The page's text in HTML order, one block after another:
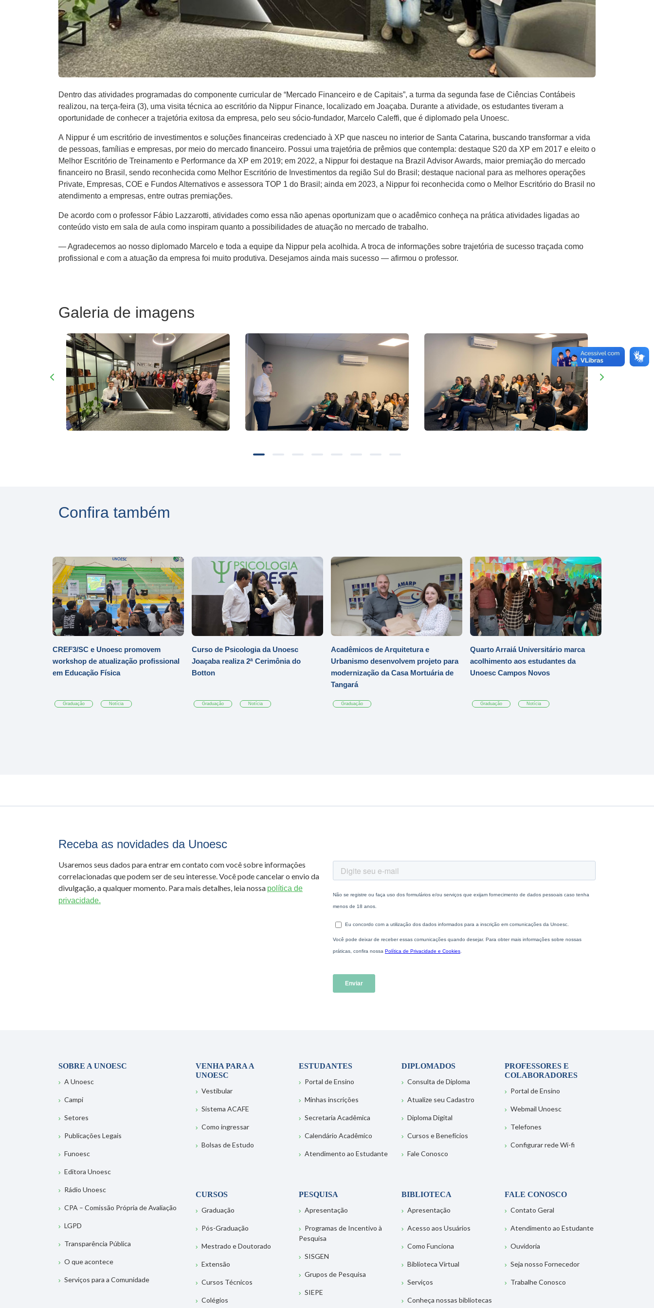
Dentro das atividades programadas do componente curricular de “Mercado Financeiro e de Capitais”, a turma da segunda fase de Ciências Contábeis
realizou, na terça-feira (3), uma visita técnica ao escritório da Nippur Finance, localizado em Joaçaba. Durante a atividade, os estudantes tiveram a
oportunidade de conhecer a trajetória exitosa da empresa, pelo seu sócio-fundador, Marcelo Caleffi, que é diplomado pela Unoesc.
A Nippur é um escritório de investimentos e soluções financeiras credenciado à XP que nasceu no interior de Santa Catarina, buscando transformar a vida
de pessoas, famílias e empresas, por meio do mercado financeiro. Possui uma trajetória de prêmios que contempla: destaque S20 da XP em 2017 e eleito o
Melhor Escritório de Treinamento e Performance da XP em 2019; em 2022, a Nippur foi destaque na Brazil Advisor Awards, maior premiação do mercado
financeiro no Brasil, sendo reconhecida como Melhor Escritório de Investimentos da região Sul do Brasil; destaque nacional para as melhores operações
Private, Empresas, COE e Fundos Alternativos e assessora TOP 1 do Brasil; ainda em 2023, a Nippur foi reconhecida como o Melhor Escritório do Brasil no
atendimento a empresas, entre outras premiações.
De acordo com o professor Fábio Lazzarotti, atividades como essa não apenas oportunizam que o acadêmico conheça na prática atividades ligadas ao
conteúdo visto em sala de aula como inspiram quanto a possibilidades de atuação no mercado de trabalho.
— Agradecemos ao nosso diplomado Marcelo e toda a equipe da Nippur pela acolhida. A troca de informações sobre trajetória de sucesso traçada como
profissional e com a atuação da empresa foi muito produtiva. Desejamos ainda mais sucesso — afirmou o professor.
Galeria de imagens
Confira também
CREF3/SC e Unoesc promovem
workshop de atualização profissional
em Educação Física
Graduação Notícia
Curso de Psicologia da Unoesc
Joaçaba realiza 2ª Cerimônia do
Botton
Graduação Notícia
Acadêmicos de Arquitetura e
Urbanismo desenvolvem projeto para
modernização da Casa Mortuária de
Tangará
Graduação
Quarto Arraiá Universitário marca
acolhimento aos estudantes da
Unoesc Campos Novos
Graduação Notícia
Receba as novidades da Unoesc
Usaremos seus dados para entrar em contato com você sobre informações
correlacionadas que podem ser de seu interesse. Você pode cancelar o envio da
divulgação, a qualquer momento. Para mais detalhes, leia nossa política de
privacidade.
SOBRE A UNOESC
A Unoesc
Campi
Setores
Publicações Legais
Funoesc
Editora Unoesc
Rádio Unoesc
CPA – Comissão Própria de Avaliação
LGPD
Transparência Pública
O que acontece
Serviços para a Comunidade
VENHA PARA A
UNOESC
Vestibular
Sistema ACAFE
Como ingressar
Bolsas de Estudo
ESTUDANTES
Portal de Ensino
Minhas inscrições
Secretaria Acadêmica
Calendário Acadêmico
Atendimento ao Estudante
DIPLOMADOS
Consulta de Diploma
Atualize seu Cadastro
Diploma Digital
Cursos e Benefícios
Fale Conosco
PROFESSORES E
COLABORADORES
Portal de Ensino
Webmail Unoesc
Telefones
Configurar rede Wi-fi
CURSOS
Graduação
Pós-Graduação
Mestrado e Doutorado
Extensão
Cursos Técnicos
Colégios
PESQUISA
Apresentação
Programas de Incentivo à
Pesquisa
SISGEN
Grupos de Pesquisa
SIEPE
BIBLIOTECA
Apresentação
Acesso aos Usuários
Como Funciona
Biblioteca Virtual
Serviços
Conheça nossas bibliotecas
FALE CONOSCO
Contato Geral
Atendimento ao Estudante
Ouvidoria
Seja nosso Fornecedor
Trabalhe Conosco